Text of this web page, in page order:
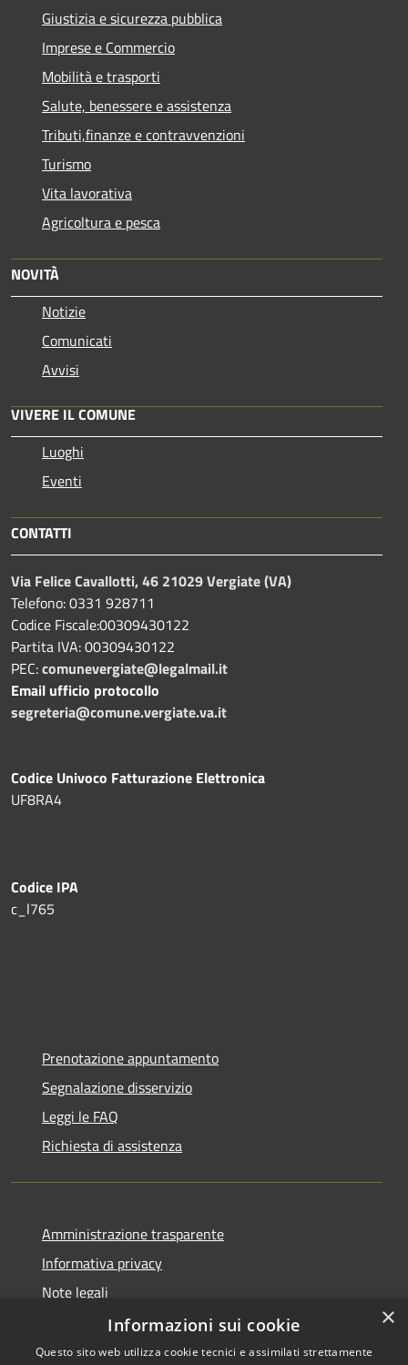
Giustizia e sicurezza pubblica
Imprese e Commercio
Mobilità e trasporti
Salute, benessere e assistenza
Tributi,finanze e contravvenzioni
Turismo
Vita lavorativa
Agricoltura e pesca
NOVITÀ
Notizie
Comunicati
Avvisi
VIVERE IL COMUNE
Luoghi
Eventi
CONTATTI
Via Felice Cavallotti, 46 21029 Vergiate (VA)
Telefono: 0331 928711
Codice Fiscale:00309430122
Partita IVA: 00309430122
PEC:comunevergiate@legalmail.it
Email ufficio protocollo
segreteria@comune.vergiate.va.it
Codice Univoco Fatturazione Elettronica
UF8RA4
Codice IPA
c_l765
Prenotazione appuntamento
Segnalazione disservizio
Leggi le FAQ
Richiesta di assistenza
Amministrazione trasparente
Informativa privacy
Note legali
Dichiarazione di accessibilità
×
Informazioni sui cookie
Questo sito web utilizza cookie tecnici e assimilati strettamente